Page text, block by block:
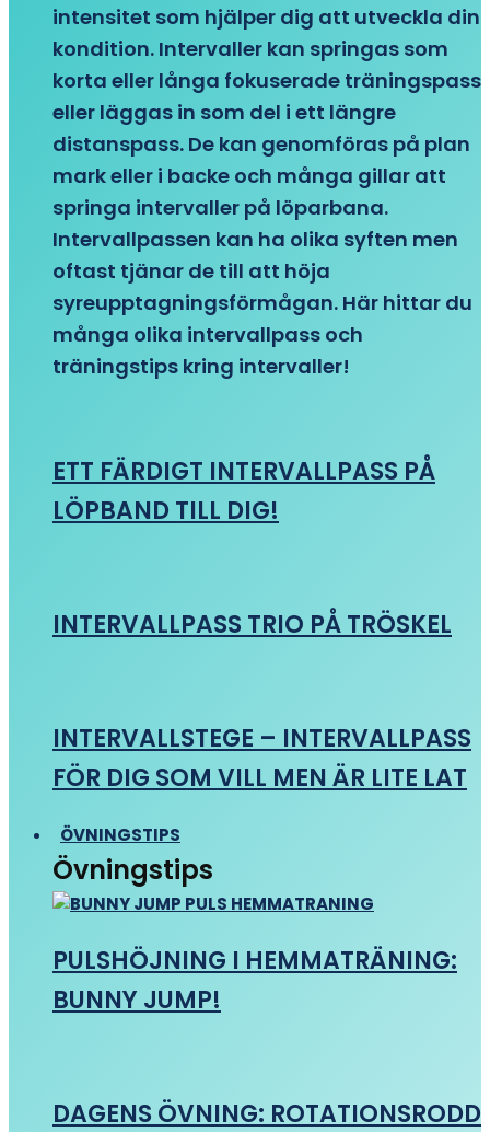
intensitet som hjälper dig att utveckla din
kondition. Intervaller kan springas som
korta eller långa fokuserade träningspass
eller läggas in som del i ett längre
distanspass. De kan genomföras på plan
mark eller i backe och många gillar att
springa intervaller på löparbana.
Intervallpassen kan ha olika syften men
oftast tjänar de till att höja
syreupptagningsförmågan. Här hittar du
många olika intervallpass och
träningstips kring intervaller!
ETT FÄRDIGT INTERVALLPASS PÅ
LÖPBAND TILL DIG!
INTERVALLPASS TRIO PÅ TRÖSKEL
INTERVALLSTEGE – INTERVALLPASS
FÖR DIG SOM VILL MEN ÄR LITE LAT
ÖVNINGSTIPS
Övningstips
PULSHÖJNING I HEMMATRÄNING:
BUNNY JUMP!
DAGENS ÖVNING: ROTATIONSRODD